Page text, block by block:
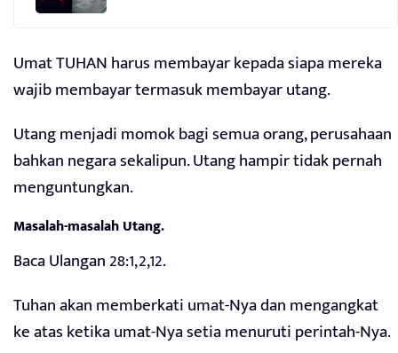
Umat TUHAN harus membayar kepada siapa mereka
wajib membayar termasuk membayar utang.
Utang menjadi momok bagi semua orang, perusahaan
bahkan negara sekalipun. Utang hampir tidak pernah
menguntungkan.
Masalah-masalah Utang.
Baca Ulangan 28:1,2,12.
Tuhan akan memberkati umat-Nya dan mengangkat
ke atas ketika umat-Nya setia menuruti perintah-Nya.